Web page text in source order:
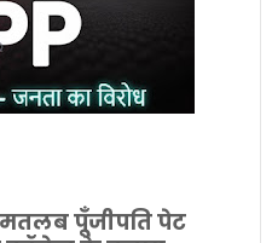
मतलब पूँजीपति पेट